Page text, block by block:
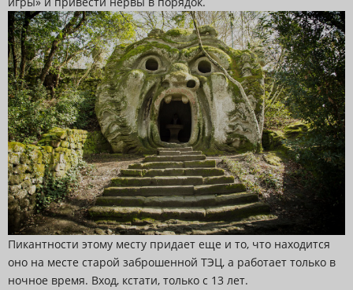
Пикантности этому месту придает еще и то, что находится
оно на месте старой заброшенной ТЭЦ, а работает только в
ночное время. Вход, кстати, только с 13 лет.